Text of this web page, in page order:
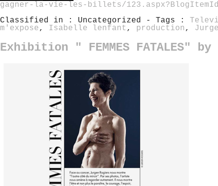
gagner-la-vie-les-billets/
Classified in : Uncategorized - Tags :
m'expose, Isabelle lenfant , production ,
Exhibition " FEMMES